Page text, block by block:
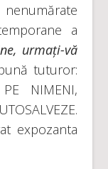
nenumărate
a
urmați-vă
tuturor:
NIMENI,
expozanta